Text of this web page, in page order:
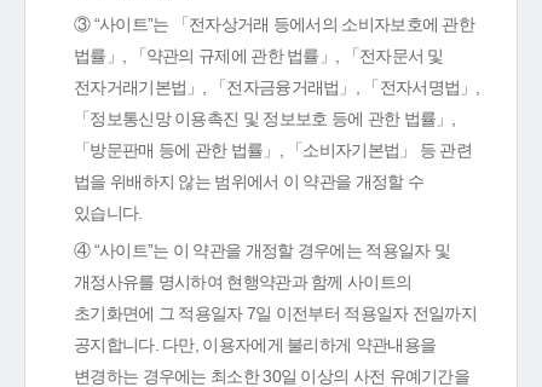
③ “사이트”는 「전자상거래 등에서의 소비자보호에 관한
법률」, 「약관의 규제에 관한 법률」, 「전자문서 및
전자거래기본법」, 「전자금융거래법」, 「전자서명법」,
「정보통신망 이용촉진 및 정보보호 등에 관한 법률」,
「방문판매 등에 관한 법률」, 「소비자기본법」 등 관련
법을 위배하지 않는 범위에서 이 약관을 개정할 수
있습니다.
④ “사이트”는 이 약관을 개정할 경우에는 적용일자 및
개정사유를 명시하여 현행약관과 함께 사이트의
초기화면에 그 적용일자 7일 이전부터 적용일자 전일까지
공지합니다. 다만, 이용자에게 불리하게 약관내용을
변경하는 경우에는 최소한 30일 이상의 사전 유예기간을